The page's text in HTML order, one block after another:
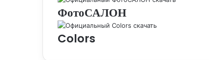
ФотоСАЛОН
Colors